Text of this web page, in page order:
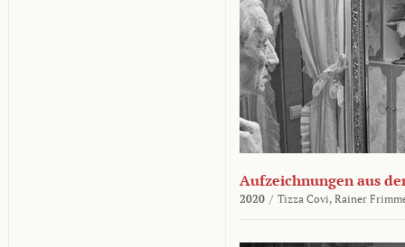
Aufzeichnungen aus
2020 / Tizza Covi, Rainer